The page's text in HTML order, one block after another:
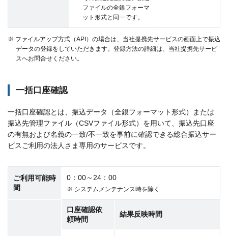
ファイルの全銀フォーマ
ット形式と同一です。
※ ファイルアップ方式（API）の場合は、当社提携先サービスの画面上で振込
データの登録をしていただきます。登録方法の詳細は、当社提携先サービ
スへお問合せください。
一括口座確認
一括口座確認とは、振込データ（全銀フォーマット形式）または
振込先管理ファイル（CSVファイル形式）を用いて、振込先口座
の有無および名義の一致/不一致を事前に確認できる総合振込サー
ビスご利用の法人さま専用のサービスです。
ご利用可能時
間
0：00～24：00
※ システムメンテナンス時を除く
口座確認依
頼時間
結果反映時間